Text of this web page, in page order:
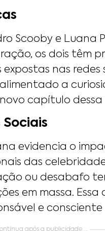
Scooby e Luana
os dois têm
nas redes
a
capítulo dessa
evidencia o
das
ou desabafo
em massa.
e
após a publicidade....